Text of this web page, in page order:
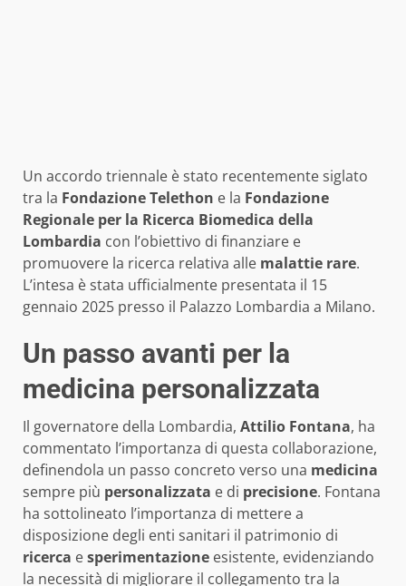
Un accordo triennale è stato recentemente siglato
tra la Fondazione Telethon e la Fondazione
Regionale per la Ricerca Biomedica della
Lombardia con l’obiettivo di finanziare e
promuovere la ricerca relativa alle malattie rare.
L’intesa è stata ufficialmente presentata il 15
gennaio 2025 presso il Palazzo Lombardia a Milano.
Un passo avanti per la
medicina personalizzata
Il governatore della Lombardia, Attilio Fontana, ha
commentato l’importanza di questa collaborazione,
definendola un passo concreto verso una medicina
sempre più personalizzata e di precisione. Fontana
ha sottolineato l’importanza di mettere a
disposizione degli enti sanitari il patrimonio di
ricerca esperimentazione esistente, evidenziando
la necessità di migliorare il collegamento tra la